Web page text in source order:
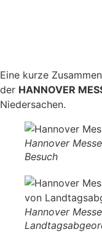
Eine kurze
der HANNOVER
Niedersachen.
Hannover
Besuch
Hannover